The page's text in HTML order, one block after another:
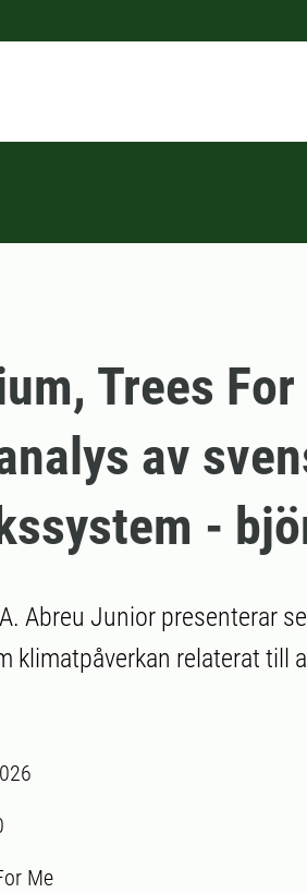
Trees
av
-
Abreu Junior presenterar
klimatpåverkan relaterat till
Me